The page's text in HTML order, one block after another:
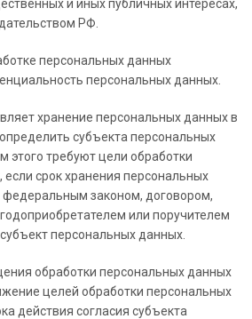
и иных публичных интересах,
РФ.
персональных данных
персональных данных.
хранение персональных данных в
субъекта персональных
этого требуют цели обработки
срок хранения персональных
федеральным законом, договором,
или поручителем
персональных данных.
обработки персональных данных
целей обработки персональных
действия согласия субъекта